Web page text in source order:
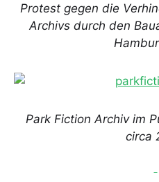
Protest gegen die
Archivs durch den
Park Fiction Archiv im
circa